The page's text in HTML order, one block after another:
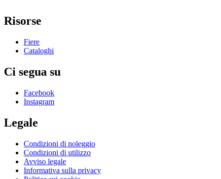
Risorse
Fiere
Cataloghi
Ci segua su
Facebook
Instagram
Legale
Condizioni di noleggio
Condizioni di utilizzo
Avviso legale
Informativa sulla privacy